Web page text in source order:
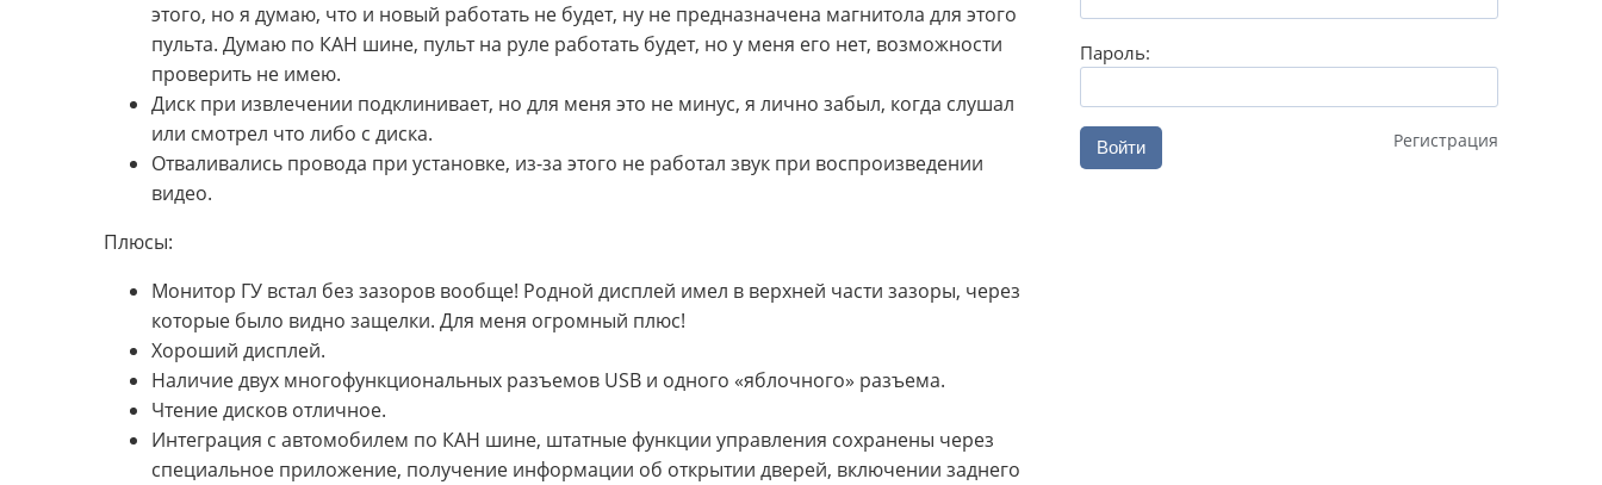
этого, но я думаю, что и новый работать не будет, ну не предназначена магнитола для этого
пульта. Думаю по КАН шине, пульт на руле работать будет, но у меня его нет, возможности
проверить не имею.
Диск при извлечении подклинивает, но для меня это не минус, я лично забыл, когда слушал
или смотрел что либо с диска.
Отваливались провода при установке, из-за этого не работал звук при воспроизведении
видео.
Плюсы:
Монитор ГУ встал без зазоров вообще! Родной дисплей имел в верхней части зазоры, через
которые было видно защелки. Для меня огромный плюс!
Хороший дисплей.
Наличие двух многофункциональных разъемов USB и одного «яблочного» разъема.
Чтение дисков отличное.
Интеграция с автомобилем по КАН шине, штатные функции управления сохранены через
специальное приложение, получение информации об открытии дверей, включении заднего
Пароль:
Войти Регистрация